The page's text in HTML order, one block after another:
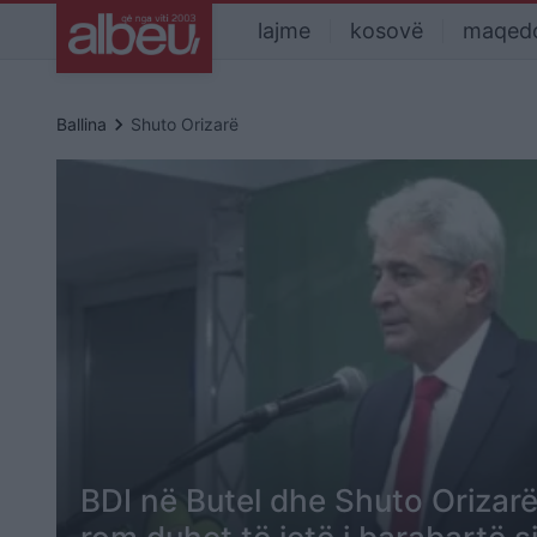
lajme kosovë
Ballina keyboard_arrow_right Shuto Orizarë
BDI në Butel dhe Shuto